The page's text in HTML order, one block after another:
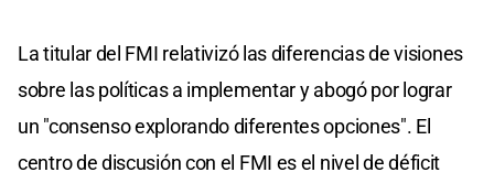
La titular del FMI relativizó las diferencias de visiones
sobre las políticas a implementar y abogó por lograr
un "consenso explorando diferentes opciones". El
centro de discusión con el FMI es el nivel de déficit